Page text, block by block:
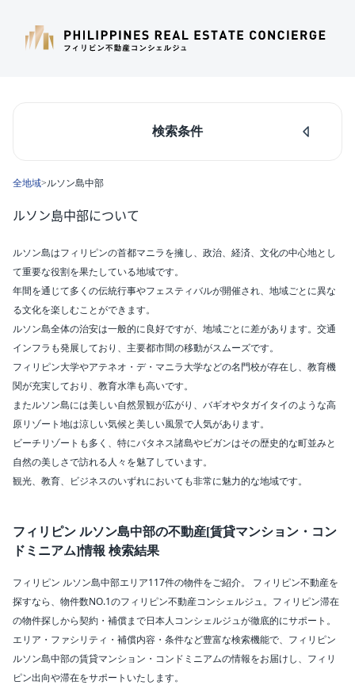
検索条件
マカティ
タギッグ
ケソンシティ
ルソン島中部
ダパオ
セブシティ
カラバルソン
エリア
ルソン島中部(117)
マリラオ (57)
アンヘレス (9)
マバラカット (8)
サンタマリア (3)
ポラック (1)
パンタバンガン (1)
サン・ナルキッソ (1)
バスルーム数
全地域>ルソン島中部
ルソン島中部について
ルソン島はフィリピンの首都マニラを擁し、政治、経済、文化の中心地とし
て重要な役割を果たしている地域です。
年間を通じて多くの伝統行事やフェスティバルが開催され、地域ごとに異な
る文化を楽しむことができます。
ルソン島全体の治安は一般的に良好ですが、地域ごとに差があります。交通
インフラも発展しており、主要都市間の移動がスムーズです。
フィリピン大学やアテネオ・デ・マニラ大学などの名門校が存在し、教育機
関が充実しており、教育水準も高いです。
またルソン島には美しい自然景観が広がり、バギオやタガイタイのような高
原リゾート地は涼しい気候と美しい風景で人気があります。
ビーチリゾートも多く、特にバタネス諸島やビガンはその歴史的な町並みと
自然の美しさで訪れる人々を魅了しています。
観光、教育、ビジネスのいずれにおいても非常に魅力的な地域です。
フィリピン ルソン島中部の不動産[賃貸マンション・コン
ドミニアム]情報 検索結果
フィリピン ルソン島中部エリア117件の物件をご紹介。 フィリピン不動産を
探すなら、物件数NO.1のフィリピン不動産コンシェルジュ。フィリピン滞在
の物件探しから契約・補償まで日本人コンシェルジュが徹底的にサポート。
エリア・ファシリティ・補償内容・条件など豊富な検索機能で、フィリピン
ルソン島中部の賃貸マンション・コンドミニアムの情報をお届けし、フィリ
ピン出向や滞在をサポートいたします。